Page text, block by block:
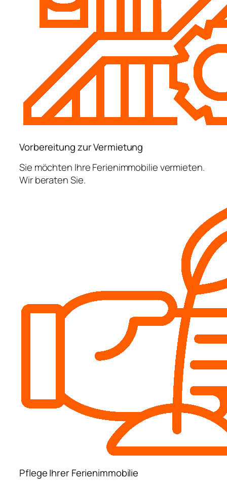
Vorbereitung zur Vermietung
Sie möchten Ihre Ferienimmobilie vermieten.
Wir beraten Sie.
Pflege Ihrer Ferienimmobilie